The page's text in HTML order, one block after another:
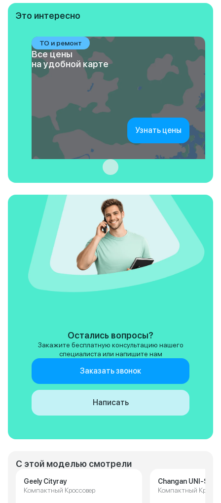
Это интересно
ТО и ремонт
Все цены
на удобной карте
Узнать цены
С этой моделью смотрели
Geely Cityray
Компактный Кроссовер
Changan UNI-S
Компактный
Остались вопросы?
Закажите бесплатную консультацию нашего
специалиста или напишите нам
Заказать звонок
Написать